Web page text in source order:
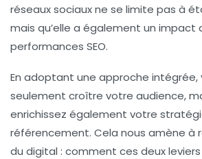
réseaux sociaux ne se limite pas à
mais qu’elle a également un impact
performances SEO.
En adoptant une approche intégrée,
seulement croître votre audience,
enrichissez également votre
référencement. Cela nous amène à
du digital : comment ces deux